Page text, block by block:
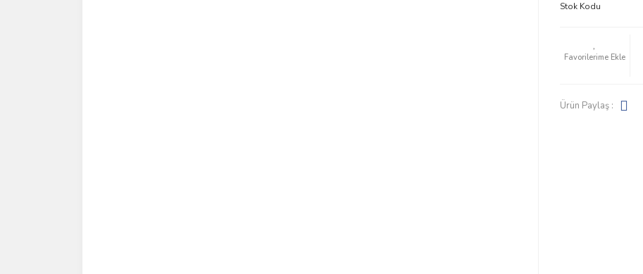
Stok Kodu
Ürün Paylaş :